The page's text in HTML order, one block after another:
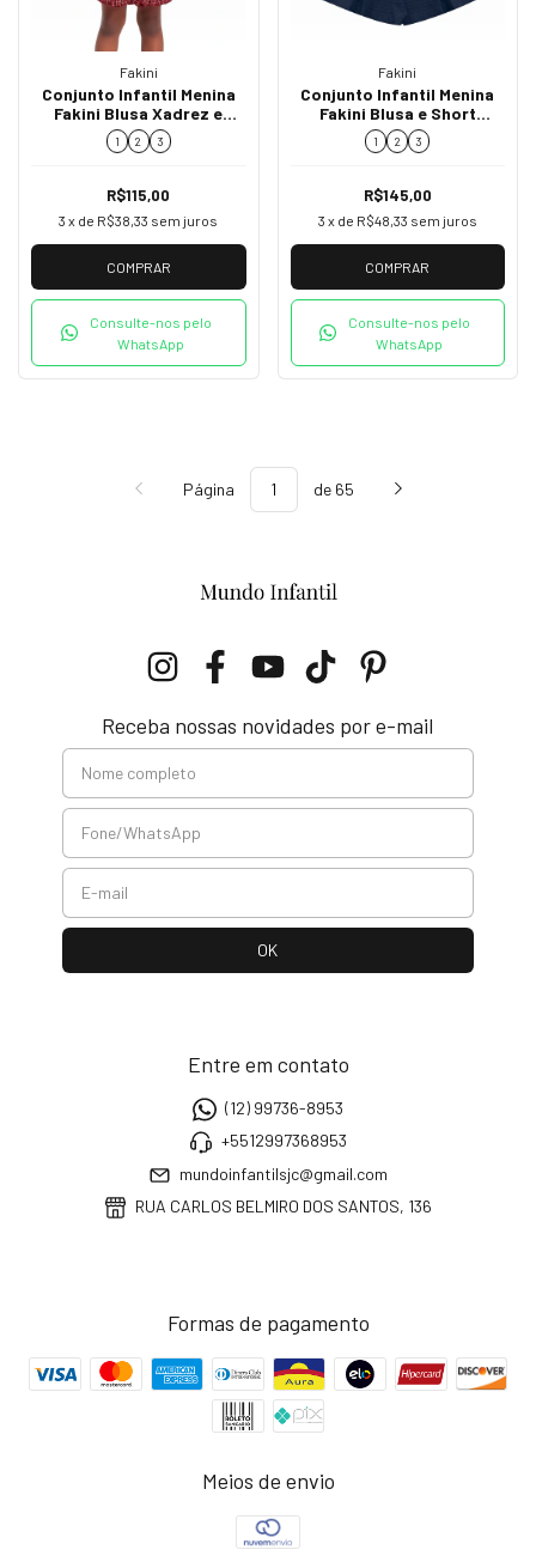
Fakini
Conjunto Infantil Menina
Fakini Blusa Xadrez e
Short com Babados 02172
1 2 3
R$115,00
3 x de R$38,33 sem juros
COMPRAR
Consulte-nos pelo
WhatsApp
Fakini
Conjunto Infantil Menina
Fakini Blusa e Short
Bordado 02190
1 2 3
R$145,00
3 x de R$48,33 sem juros
COMPRAR
Consulte-nos pelo
WhatsApp
Página de 65
Receba nossas novidades por e-mail
Entre em contato
(12) 99736-8953
+5512997368953
mundoinfantilsjc@gmail.com
RUA CARLOS BELMIRO DOS SANTOS, 136
Formas de pagamento
Meios de envio